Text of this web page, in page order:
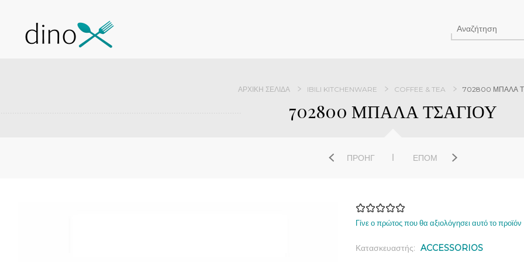
ΑΡΧΙΚΉ ΣΕΛΊΔΑ IBILI KITCHENWARE COFFEE & TEA 702800 ΜΠΑΛΑ
702800 ΜΠΑΛΑ ΤΣΑΓΙΟΥ
ΠΡΟΗΓ ΕΠΌΜ
Γίνε ο πρώτος που θα αξιολόγησει αυτό το προϊόν
Κατασκευαστής: ACCESSORIOS